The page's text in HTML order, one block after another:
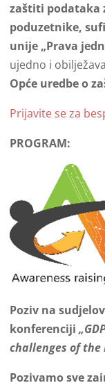
zaštiti podataka
poduzetnike,
unije „Prava
ujedno i
Opće uredbe o
Prijavite se za
PROGRAM:
Poziv na
konferenciji
challenges of the
Pozivamo sve